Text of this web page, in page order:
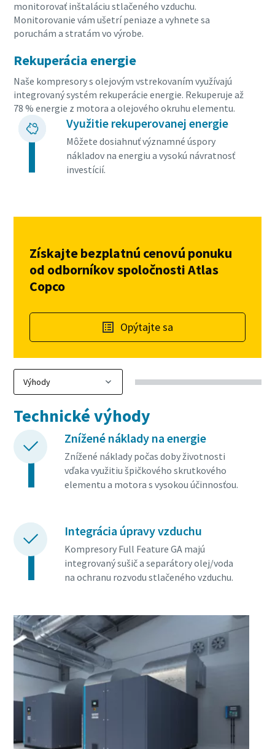
monitorovať inštaláciu stlačeného vzduchu.
Monitorovanie vám ušetrí peniaze a vyhnete sa
poruchám a stratám vo výrobe.
Rekuperácia energie
Naše kompresory s olejovým vstrekovaním využívajú
integrovaný systém rekuperácie energie. Rekuperuje až
78 % energie z motora a olejového okruhu elementu.
Využitie rekuperovanej energie
Môžete dosiahnuť významné úspory
nákladov na energiu a vysokú návratnosť
investícií.
Získajte bezplatnú cenovú ponuku
od odborníkov spoločnosti Atlas
Copco
Opýtajte sa
Technické výhody
Znížené náklady na energie
Znížené náklady počas doby životnosti
vďaka využitiu špičkového skrutkového
elementu a motora s vysokou účinnosťou.
Integrácia úpravy vzduchu
Kompresory Full Feature GA majú
integrovaný sušič a separátory olej/voda
na ochranu rozvodu stlačeného vzduchu.